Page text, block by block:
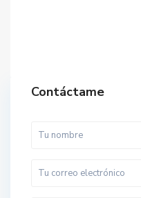
Contáctame